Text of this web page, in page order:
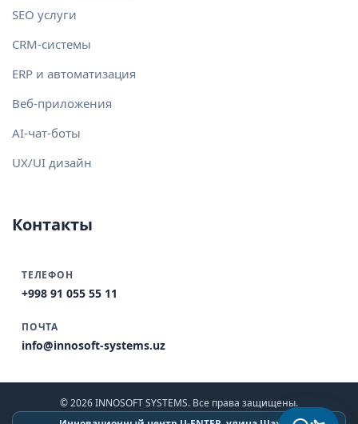
SEO услуги
CRM-системы
ERP и автоматизация
Веб-приложения
AI-чат-боты
UX/UI дизайн
Контакты
ТЕЛЕФОН
+998 91 055 55 11
ПОЧТА
info@innosoft-systems.uz
© 2026 INNOSOFT SYSTEMS. Все права защищены.